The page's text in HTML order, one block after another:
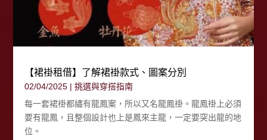
【裙褂租借】了解裙褂款式、圖案分別
02/04/2025 |挑選與穿搭指南
每一套裙褂都繡有龍鳳案，所以又名龍鳳褂。龍鳳褂上必須
要有龍鳳，且整個設計也上是鳳來主龍，一定要突出龍的地
位。